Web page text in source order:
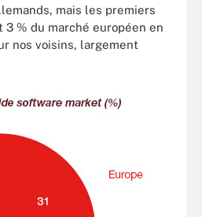
mais les premiers
3 % du marché européen en
nos voisins, largement